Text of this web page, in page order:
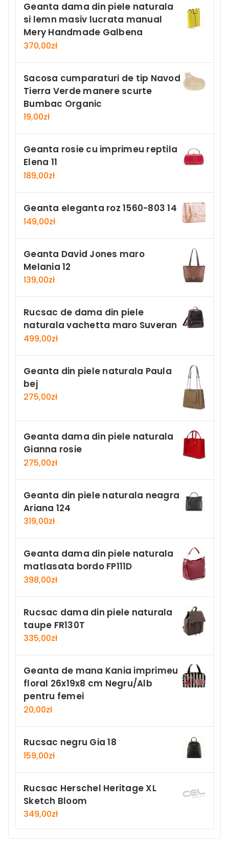
Geanta dama din piele naturala
si lemn masiv lucrata manual
Mery Handmade Galbena
370,00zł
Sacosa cumparaturi de tip Navod
Tierra Verde manere scurte
Bumbac Organic
19,00zł
Geanta rosie cu imprimeu reptila
Elena 11
189,00zł
Geanta eleganta roz 1560-803 14
149,00zł
Geanta David Jones maro
Melania 12
139,00zł
Rucsac de dama din piele
naturala vachetta maro Suveran
499,00zł
Geanta din piele naturala Paula
bej
275,00zł
Geanta dama din piele naturala
Gianna rosie
275,00zł
Geanta din piele naturala neagra
Ariana 124
319,00zł
Geanta dama din piele naturala
matlasata bordo FP111D
398,00zł
Rucsac dama din piele naturala
taupe FR130T
335,00zł
Geanta de mana Kania imprimeu
floral 26x19x8 cm Negru/Alb
pentru femei
20,00zł
Rucsac negru Gia 18
159,00zł
Rucsac Herschel Heritage XL
Sketch Bloom
349,00zł